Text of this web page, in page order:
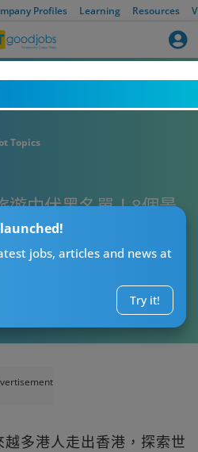
Profiles Learning Resources
jobs, articles and news at
Try it!
Topics
遊中伏黑名單！8個景
日本都伏到喊？
多港人走出香港，探索世